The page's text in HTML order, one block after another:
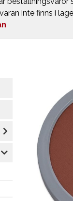
inte finns i